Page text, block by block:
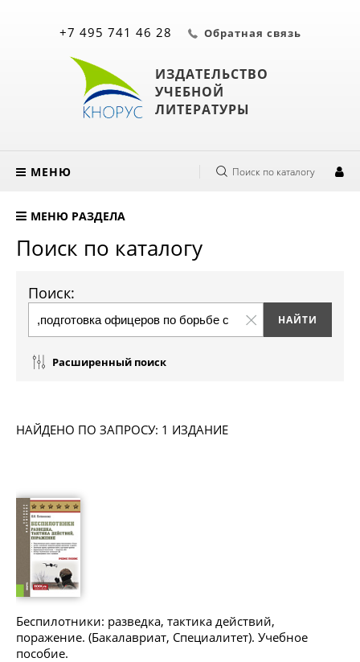
ИЗДАТЕЛЬСТВО
УЧЕБНОЙ
ЛИТЕРАТУРЫ
+7 495 741 46 28 Обратная связь
МЕНЮ Поиск по каталогу
МЕНЮ РАЗДЕЛА
Поиск по каталогу
Поиск:
Расширенный поиск
НАЙДЕНО ПО ЗАПРОСУ: 1 ИЗДАНИЕ
Беспилотники: разведка, тактика действий,
поражение. (Бакалавриат, Специалитет). Учебное
пособие.